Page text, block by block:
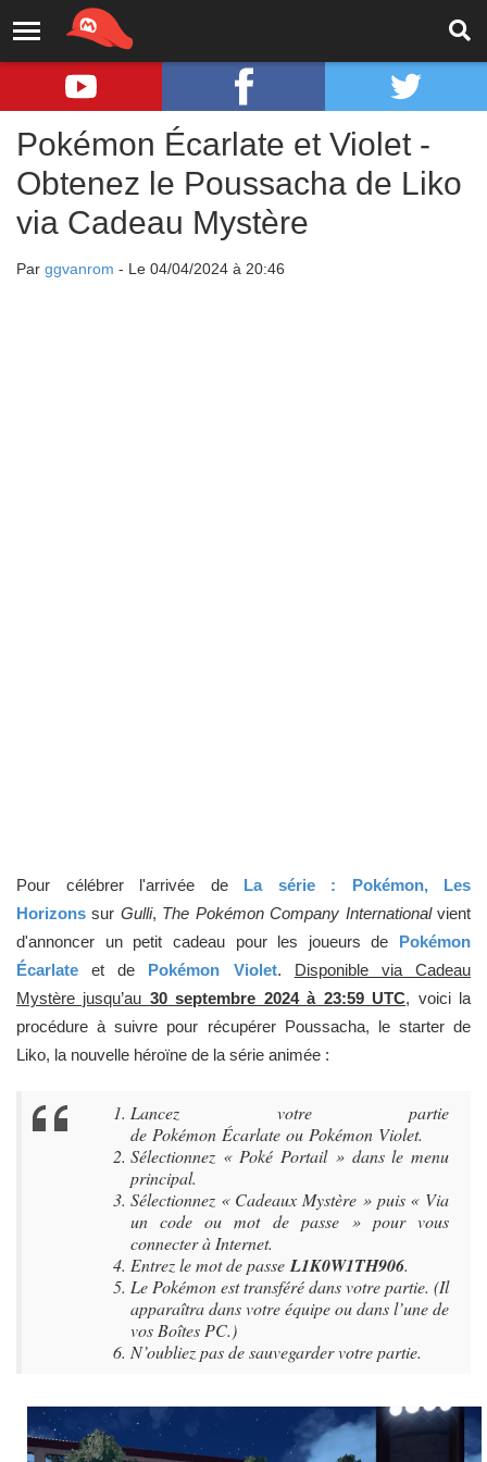
Pokémon Écarlate et Violet -
Obtenez le Poussacha de Liko
via Cadeau Mystère
Par ggvanrom - Le 04/04/2024 à 20:46
Pour célébrer l'arrivée de La série : Pokémon, Les
Horizons sur Gulli, The Pokémon Company Internationalvient
d'annoncer un petit cadeau pour les joueurs de Pokémon
Écarlate et de Pokémon Violet. Disponible via Cadeau
Mystère jusqu’au 30 septembre 2024 à 23:59 UTC, voici la
procédure à suivre pour récupérer Poussacha, le starter de
Liko, la nouvelle héroïne de la série animée :
Lancez votre partie
de Pokémon Écarlate ou Pokémon Violet.
Sélectionnez « Poké Portail » dans le menu
principal.
Sélectionnez « Cadeaux Mystère » puis « Via
un code ou mot de passe » pour vous
connecter à Internet.
Entrez le mot de passe L1K0W1TH906.
Le Pokémon est transféré dans votre partie. (Il
apparaîtra dans votre équipe ou dans l’une de
vos Boîtes PC.)
N’oubliez pas de sauvegarder votre partie.